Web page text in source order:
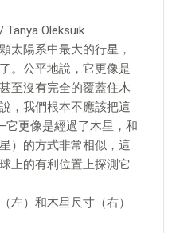
Tanya Oleksuik
太陽系中最大的行星，
。公平地說，它更像是
至沒有完全的覆蓋住木
，我們根本不應該把這
更像是經過了木星，和
）的方式非常相似，這
上的有利位置上探測它
左）和木星尺寸（右）